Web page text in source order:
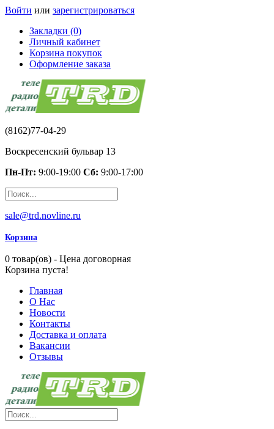
Войти или зарегистрироваться
Закладки (0)
Личный кабинет
Корзина покупок
Оформление заказа
(8162)77-04-29
Воскресенский бульвар 13
Пн-Пт: 9:00-19:00 Сб: 9:00-17:00
sale@trd.novline.ru
Корзина
0 товар(ов) - Цена договорная
Корзина пуста!
Главная
О Нас
Новости
Контакты
Доставка и оплата
Вакансии
Отзывы